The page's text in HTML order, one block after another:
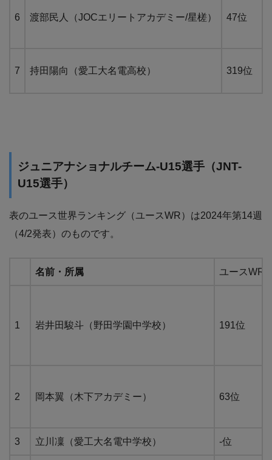
6 渡部民人（JOCエリートアカデミー/星槎） 47位
7 持田陽向（愛工大名電高校） 319位
ジュニアナショナルチーム-U15選手（JNT-
U15選手）
表のユース世界ランキング（ユースWR）は2024年第14週
（4/2発表）のものです。
名前・所属 ユースWR
1 岩井田駿斗（野田学園中学校） 191位
2 岡本翼（木下アカデミー） 63位
3 立川凜（愛工大名電中学校） -位